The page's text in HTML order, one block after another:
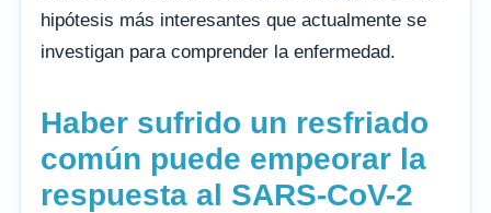
hipótesis más interesantes que actualmente se
investigan para comprender la enfermedad.
Haber sufrido un resfriado
común puede empeorar la
respuesta al SARS-CoV-2